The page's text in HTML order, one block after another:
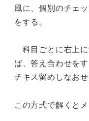
風に、個別のチェ
をする。
科目ごとに右上
ば、答え合わせを
チキス留めしなおせ
この方式で解くと